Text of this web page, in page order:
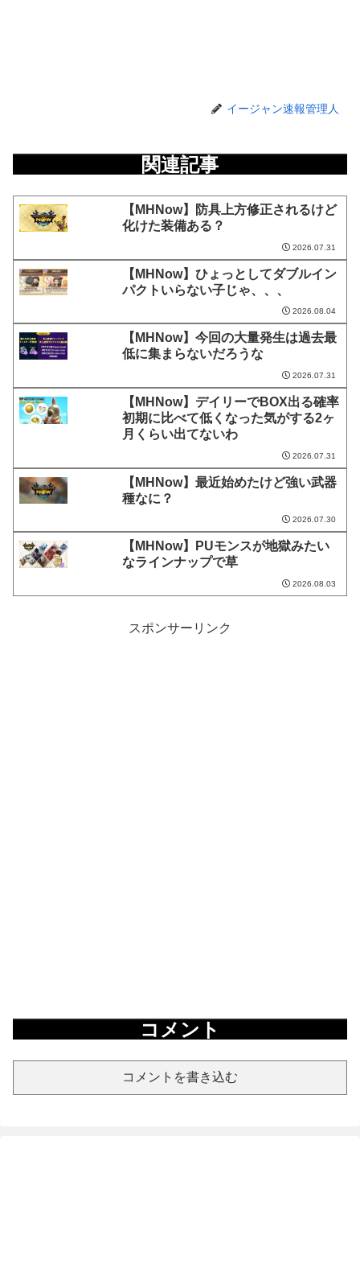
イージャン速報管理人
関連記事
【MHNow】防具上方修正されるけど
化けた装備ある？
2026.07.31
【MHNow】ひょっとしてダブルイン
パクトいらない子じゃ、、、
2026.08.04
【MHNow】今回の大量発生は過去最
低に集まらないだろうな
2026.07.31
【MHNow】デイリーでBOX出る確率
初期に比べて低くなった気がする2ヶ
月くらい出てないわ
2026.07.31
【MHNow】最近始めたけど強い武器
種なに？
2026.07.30
【MHNow】PUモンスが地獄みたい
なラインナップで草
2026.08.03
スポンサーリンク
コメント
コメントを書き込む